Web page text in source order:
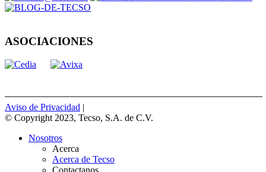
ASOCIACIONES
Aviso de Privacidad |
© Copyright 2023, Tecso, S.A. de C.V.
Nosotros
Acerca
Acerca de Tecso
Contactanos